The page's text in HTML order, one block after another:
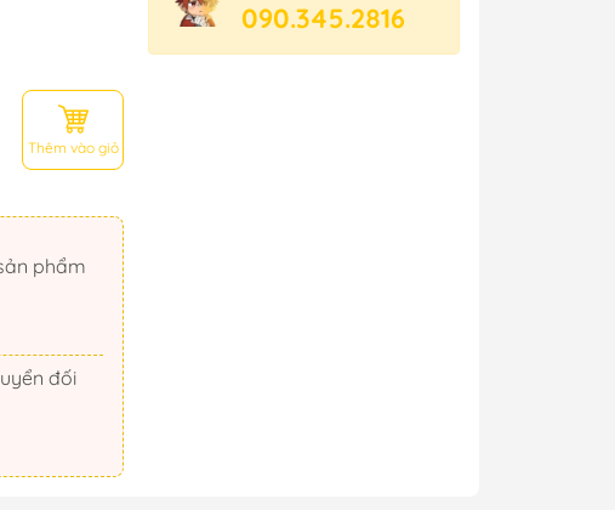
Thêm vào giỏ
090.345.2816